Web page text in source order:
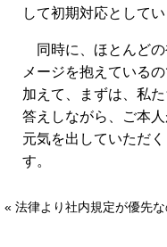
して初期対応としてい
同時に、ほとんどの
メージを抱えている
加えて、まずは、私
答えしながら、ご本
元気を出していただ
す。
« 法律より社内規定が優先な